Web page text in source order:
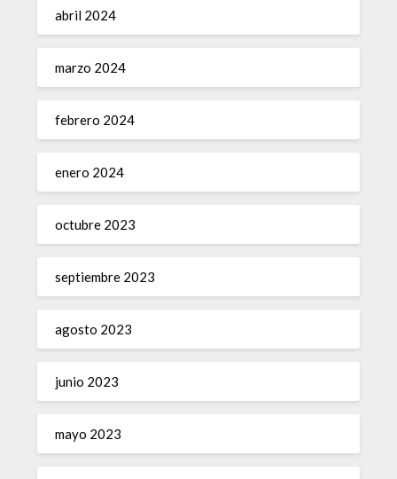
abril 2024
marzo 2024
febrero 2024
enero 2024
octubre 2023
septiembre 2023
agosto 2023
junio 2023
mayo 2023